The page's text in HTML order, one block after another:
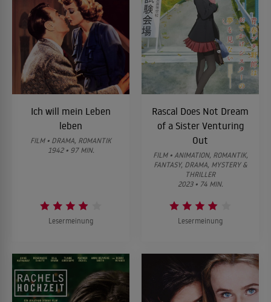
Ich will mein Leben
leben
FILM • DRAMA, ROMANTIK
1942 • 97 MIN.
Lesermeinung
Rascal Does Not Dream
of a Sister Venturing
Out
FILM • ANIMATION, ROMANTIK,
FANTASY, DRAMA, MYSTERY &
THRILLER
2023 • 74 MIN.
Lesermeinung